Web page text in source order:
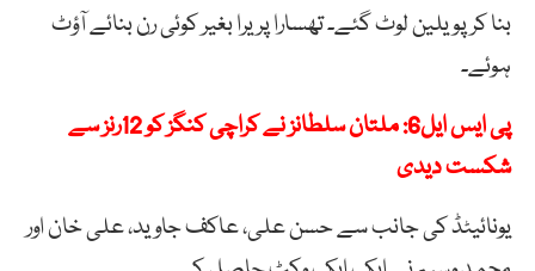
بنا کر پویلین لوٹ گئے۔ تھسارا پریرا بغیر کوئی رن بنائے آؤٹ
ہوئے۔
پی ایس ایل6: ملتان سلطانز نے کراچی کنگز کو 12رنز سے
شکست دیدی
یونائیٹڈ کی جانب سے حسن علی، عاکف جاوید، علی خان اور